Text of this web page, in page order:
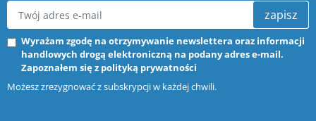
zapisz
Wyrażam zgodę na otrzymywanie newslettera oraz informacji
handlowych drogą elektroniczną na podany adres e-mail.
Zapoznałem się z polityką prywatności
Możesz zrezygnować z subskrypcji w każdej chwili.